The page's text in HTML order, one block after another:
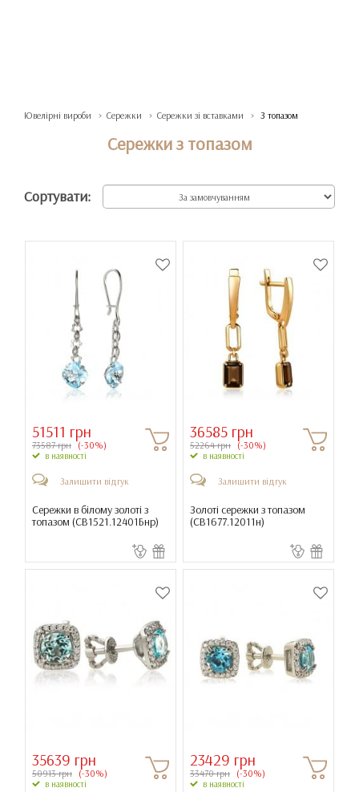
Ювелірні вироби Сережки Сережки зі вставками З топазом
Сережки з топазом
Сортувати:
51511 грн
73587 грн (-30%)
в наявності
Залишити відгук
Сережки в білому золоті з
топазом (СВ1521.12401Бнр)
36585 грн
52264 грн (-30%)
в наявності
Залишити відгук
Золоті сережки з топазом
(СВ1677.12011н)
35639 грн
50913 грн (-30%)
в наявності
23429 грн
33470 грн (-30%)
в наявності